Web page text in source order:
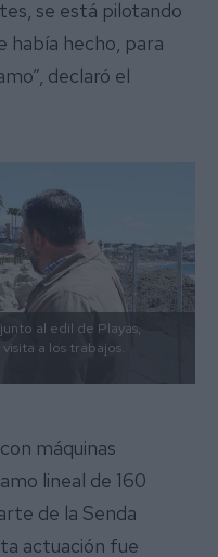
se está pilotando
había hecho, para
declaró el
al edil de Playas,
a los trabajos.
máquinas
lineal de 160
de la Senda
actuación fue